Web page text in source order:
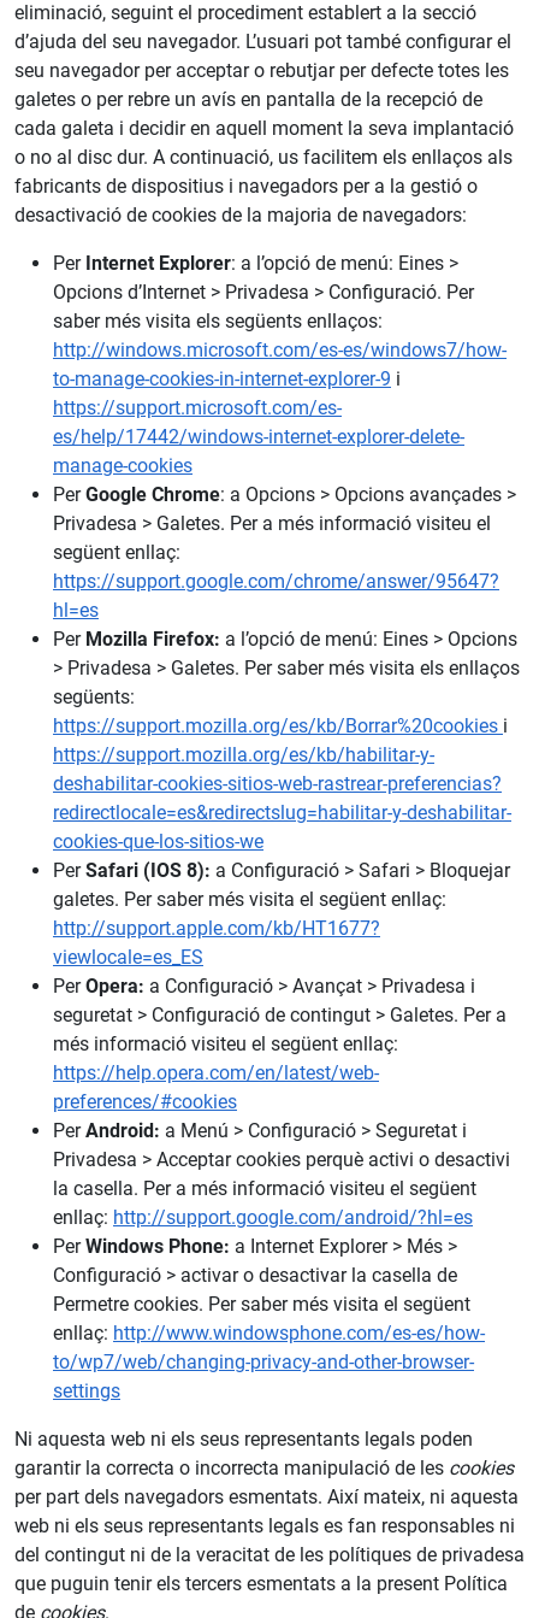
eliminació, seguint el procediment establert a la secció
d’ajuda del seu navegador. L’usuari pot també configurar el
seu navegador per acceptar o rebutjar per defecte totes les
galetes o per rebre un avís en pantalla de la recepció de
cada galeta i decidir en aquell moment la seva implantació
o no al disc dur. A continuació, us facilitem els enllaços als
fabricants de dispositius i navegadors per a la gestió o
desactivació de cookies de la majoria de navegadors:
Per Internet Explorer: a l’opció de menú: Eines >
Opcions d’Internet > Privadesa > Configuració. Per
saber més visita els següents enllaços:
http://windows.microsoft.com/es-es/windows7/how-
to-manage-cookies-in-internet-explorer-9 i
https://support.microsoft.com/es-
es/help/17442/windows-internet-explorer-delete-
manage-cookies
PerGoogle Chrome: a Opcions > Opcions avançades >
Privadesa > Galetes. Per a més informació visiteu el
següent enllaç:
https://support.google.com/chrome/answer/95647?
hl=es
Per Mozilla Firefox: a l’opció de menú: Eines > Opcions
> Privadesa > Galetes. Per saber més visita els enllaços
següents:
https://support.mozilla.org/es/kb/Borrar%20cookies i
https://support.mozilla.org/es/kb/habilitar-y-
deshabilitar-cookies-sitios-web-rastrear-preferencias?
redirectlocale=es&redirectslug=habilitar-y-deshabilitar-
cookies-que-los-sitios-we
PerSafari (IOS 8): a Configuració > Safari > Bloquejar
galetes. Per saber més visita el següent enllaç:
http://support.apple.com/kb/HT1677?
viewlocale=es_ES
PerOpera: a Configuració > Avançat > Privadesa i
seguretat > Configuració de contingut > Galetes. Per a
més informació visiteu el següent enllaç:
https://help.opera.com/en/latest/web-
preferences/#cookies
PerAndroid: a Menú > Configuració > Seguretat i
Privadesa > Acceptar cookies perquè activi o desactivi
la casella. Per a més informació visiteu el següent
enllaç: http://support.google.com/android/?hl=es
PerWindows Phone: a Internet Explorer > Més >
Configuració > activar o desactivar la casella de
Permetre cookies. Per saber més visita el següent
enllaç: http://www.windowsphone.com/es-es/how-
to/wp7/web/changing-privacy-and-other-browser-
settings
Ni aquesta web ni els seus representants legals poden
garantir la correcta o incorrecta manipulació de les cookies
per part dels navegadors esmentats. Així mateix, ni aquesta
web ni els seus representants legals es fan responsables ni
del contingut ni de la veracitat de les polítiques de privadesa
que puguin tenir els tercers esmentats a la present Política
de cookies.